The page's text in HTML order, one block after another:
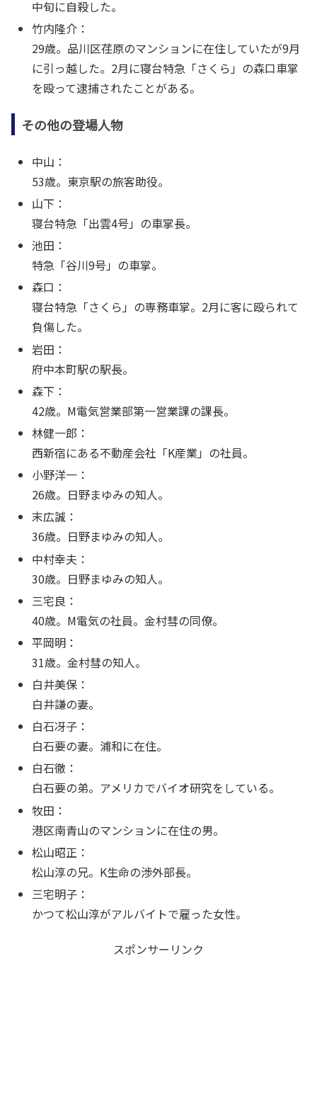
中旬に自殺した。
竹内隆介：
29歳。品川区荏原のマンションに在住していたが9月
に引っ越した。2月に寝台特急「さくら」の森口車掌
を殴って逮捕されたことがある。
その他の登場人物
中山：
53歳。東京駅の旅客助役。
山下：
寝台特急「出雲4号」の車掌長。
池田：
特急「谷川9号」の車掌。
森口：
寝台特急「さくら」の専務車掌。2月に客に殴られて
負傷した。
岩田：
府中本町駅の駅長。
森下：
42歳。M電気営業部第一営業課の課長。
林健一郎：
西新宿にある不動産会社「K産業」の社員。
小野洋一：
26歳。日野まゆみの知人。
末広誠：
36歳。日野まゆみの知人。
中村幸夫：
30歳。日野まゆみの知人。
三宅良：
40歳。M電気の社員。金村彗の同僚。
平岡明：
31歳。金村彗の知人。
白井美保：
白井謙の妻。
白石冴子：
白石要の妻。浦和に在住。
白石徹：
白石要の弟。アメリカでバイオ研究をしている。
牧田：
港区南青山のマンションに在住の男。
松山昭正：
松山淳の兄。K生命の渉外部長。
三宅明子：
かつて松山淳がアルバイトで雇った女性。
スポンサーリンク